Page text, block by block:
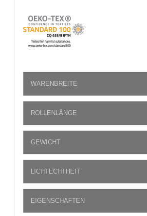
WARENBREITE
ROLLENLÄNGE
GEWICHT
LICHTECHTHEIT
EIGENSCHAFTEN